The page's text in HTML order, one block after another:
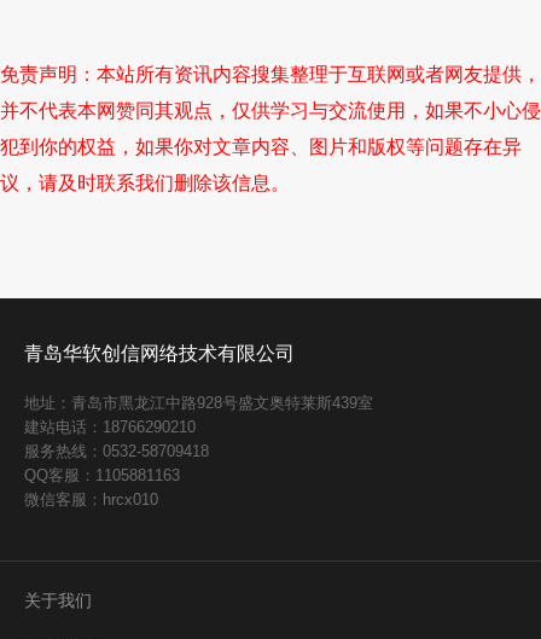
免责声明：本站所有资讯内容搜集整理于互联网或者网友提供，
并不代表本网赞同其观点，仅供学习与交流使用，如果不小心侵
犯到你的权益，如果你对文章内容、图片和版权等问题存在异
议，请及时联系我们删除该信息。
青岛华软创信网络技术有限公司
地址：青岛市黑龙江中路928号盛文奥特莱斯439室
建站电话：18766290210
服务热线：0532-58709418
QQ客服：1105881163
微信客服：hrcx010
关于我们